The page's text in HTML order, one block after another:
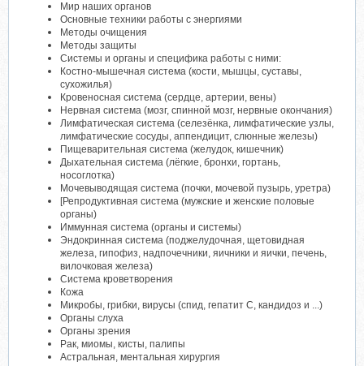
Мир наших органов
Основные техники работы с энергиями
Методы очищения
Методы защиты
Системы и органы и специфика работы с ними:
Костно-мышечная система (кости, мышцы, суставы,
сухожилья)
Кровеносная система (сердце, артерии, вены)
Нервная система (мозг, спинной мозг, нервные окончания)
Лимфатическая система (селезёнка, лимфатические узлы,
лимфатические сосуды, аппендицит, слюнные железы)
Пищеварительная система (желудок, кишечник)
Дыхательная система (лёгкие, бронхи, гортань,
носоглотка)
Мочевыводящая система (почки, мочевой пузырь, уретра)
[Репродуктивная система (мужские и женские половые
органы)
Иммунная система (органы и системы)
Эндокринная система (поджелудочная, щетовидная
железа, гипофиз, надпочечники, яичники и яички, печень,
вилочковая железа)
Система кроветворения
Кожа
Микробы, грибки, вирусы (спид, гепатит С, кандидоз и ...)
Органы слуха
Органы зрения
Рак, миомы, кисты, палипы
Астральная, ментальная хирургия